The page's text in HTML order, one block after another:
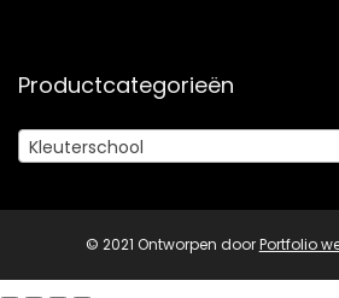
Productcategorieën
Kleuterschool
© 2021 Ontworpen doorPortfolio